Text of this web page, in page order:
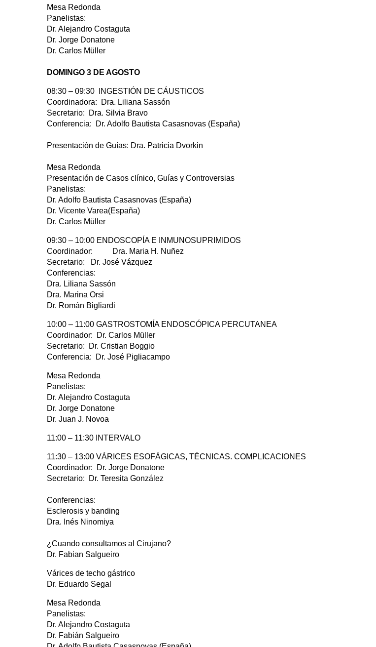
Mesa Redonda
Panelistas:
Dr. Alejandro Costaguta
Dr. Jorge Donatone
Dr. Carlos Müller
DOMINGO 3 DE AGOSTO
08:30 – 09:30 INGESTIÓN DE CÁUSTICOS
Coordinadora: Dra. Liliana Sassón
Secretario: Dra. Silvia Bravo
Conferencia: Dr. Adolfo Bautista Casasnovas (España)
Presentación de Guías: Dra. Patricia Dvorkin
Mesa Redonda
Presentación de Casos clínico, Guías y Controversias
Panelistas:
Dr. Adolfo Bautista Casasnovas (España)
Dr. Vicente Varea(España)
Dr. Carlos Müller
09:30 – 10:00 ENDOSCOPÍA E INMUNOSUPRIMIDOS
Coordinador: Dra. Maria H. Nuñez
Secretario: Dr. José Vázquez
Conferencias:
Dra. Liliana Sassón
Dra. Marina Orsi
Dr. Román Bigliardi
10:00 – 11:00 GASTROSTOMÍA ENDOSCÓPICA PERCUTANEA
Coordinador: Dr. Carlos Müller
Secretario: Dr. Cristian Boggio
Conferencia: Dr. José Pigliacampo
Mesa Redonda
Panelistas:
Dr. Alejandro Costaguta
Dr. Jorge Donatone
Dr. Juan J. Novoa
11:00 – 11:30 INTERVALO
11:30 – 13:00 VÁRICES ESOFÁGICAS, TÉCNICAS. COMPLICACIONES
Coordinador: Dr. Jorge Donatone
Secretario: Dr. Teresita González
Conferencias:
Esclerosis y banding
Dra. Inés Ninomiya
¿Cuando consultamos al Cirujano?
Dr. Fabian Salgueiro
Várices de techo gástrico
Dr. Eduardo Segal
Mesa Redonda
Panelistas:
Dr. Alejandro Costaguta
Dr. Fabián Salgueiro